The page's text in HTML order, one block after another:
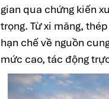
gian qua chứng kiến
trọng. Từ xi măng,
hạn chế về nguồn
mức cao, tác động